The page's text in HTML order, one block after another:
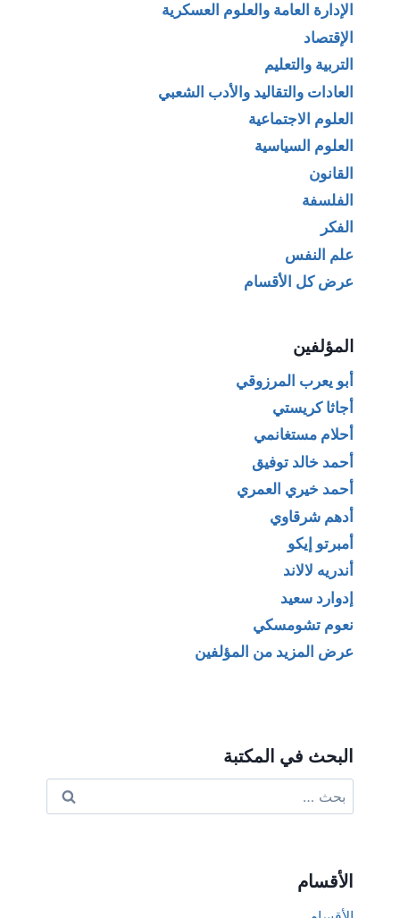
الإدارة العامة والعلوم العسكرية
الإقتصاد
التربية والتعليم
العادات والتقاليد والأدب الشعبي
العلوم الاجتماعية
العلوم السياسية
القانون
الفلسفة
الفكر
علم النفس
عرض كل الأقسام
المؤلفين
أبو يعرب المرزوقي
أجاثا كريستي
أحلام مستغانمي
أحمد خالد توفيق
أحمد خيري العمري
أدهم شرقاوي
أمبرتو إيكو
أندريه لالاند
إدوارد سعيد
نعوم تشومسكي
عرض المزيد من المؤلفين
البحث في المكتبة
عن:
الأقسام